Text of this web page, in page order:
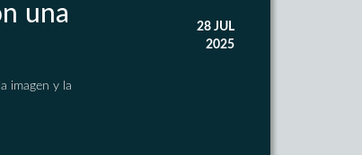
una
imagen y la
28 JUL
2025